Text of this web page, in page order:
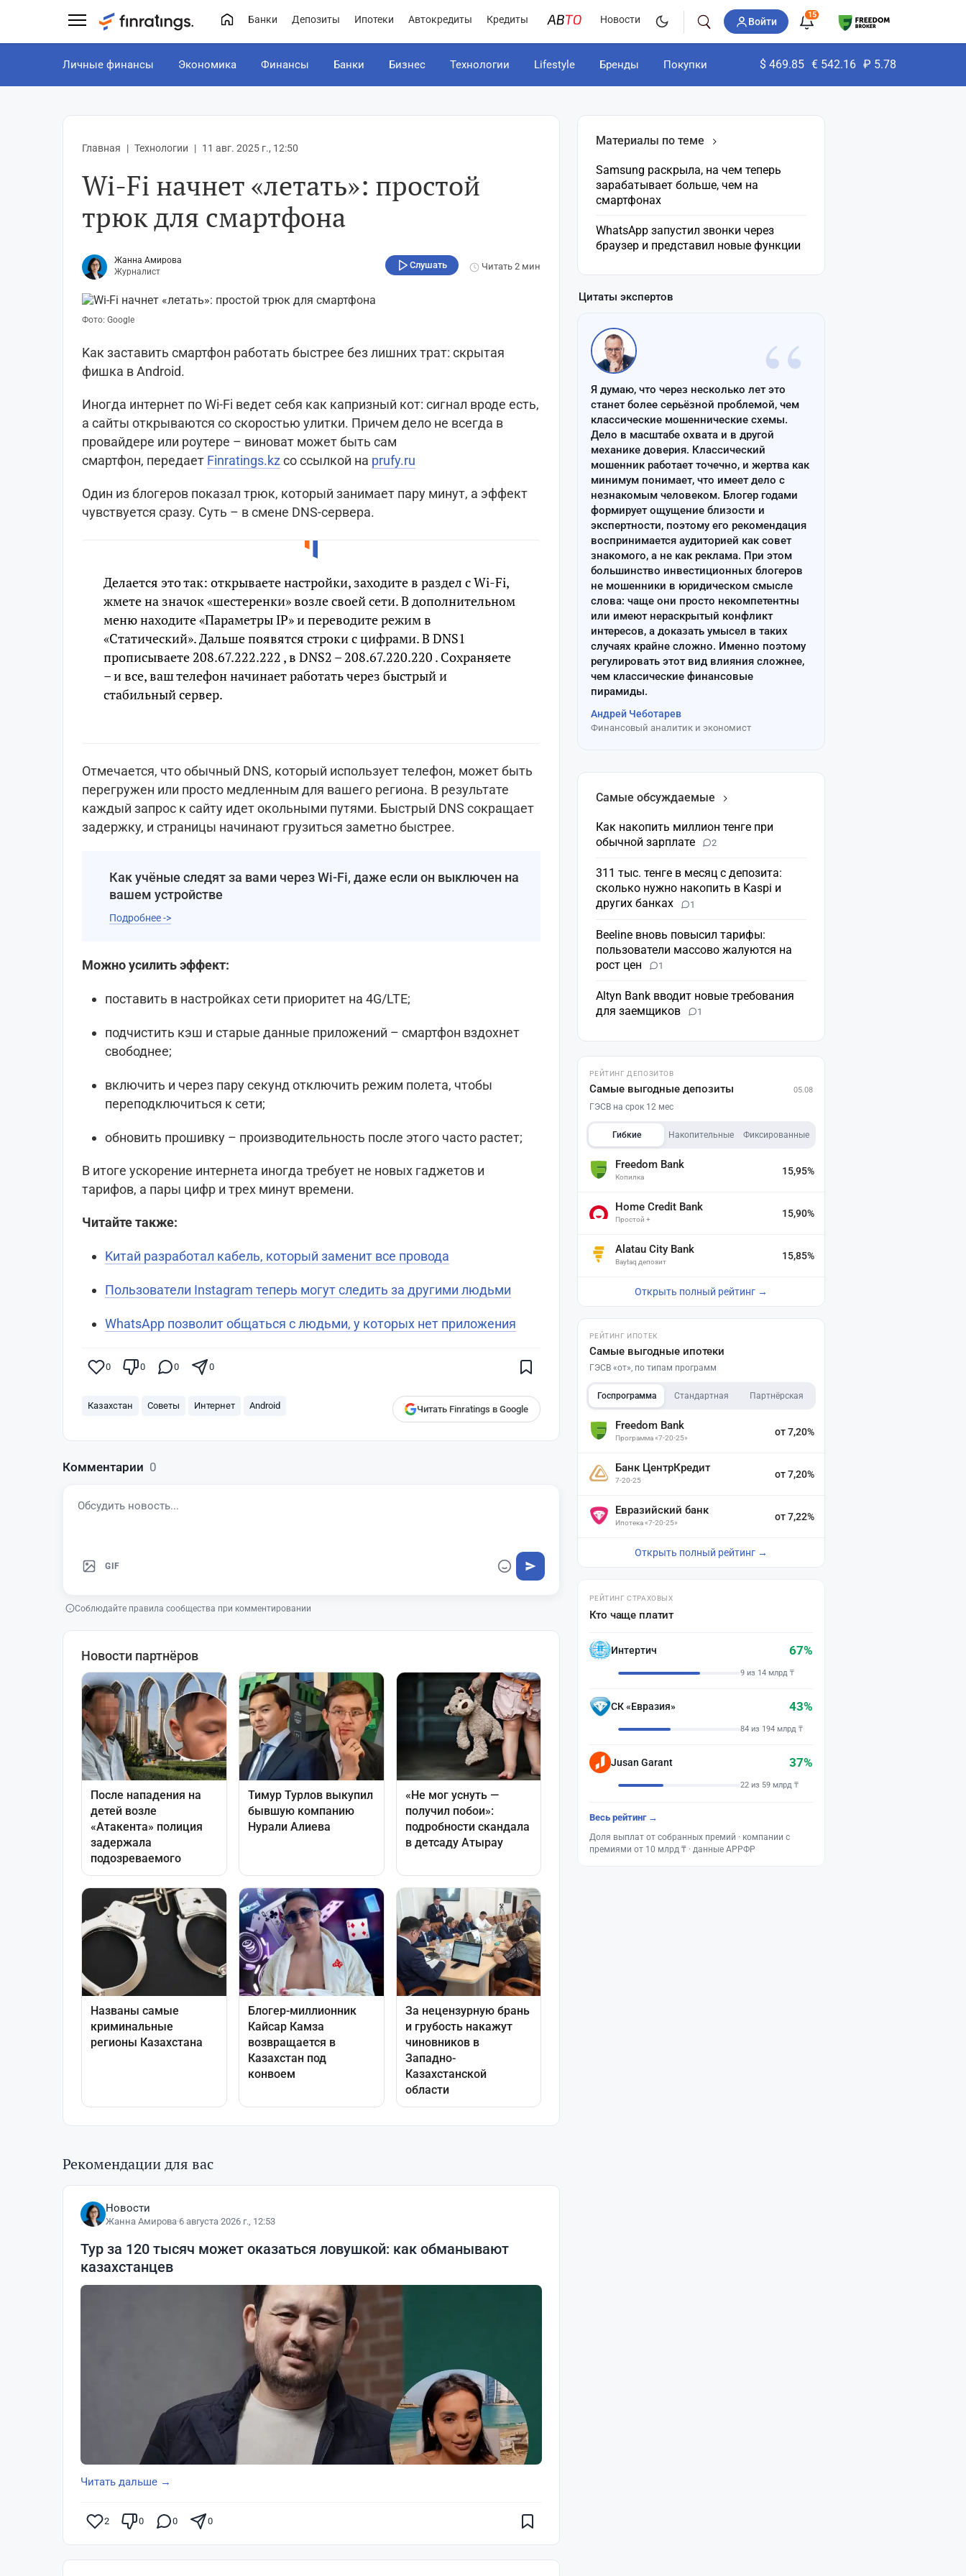
Банки Депозиты Ипотеки Автокредиты Кредиты Новости Войти
15
Личные финансы Экономика Финансы Банки Бизнес Технологии Lifestyle Бренды Покупки $ 469.85 € 542.16 ₽ 5.78
Главная Технологии 11 авг. 2025 г., 12:50
Wi-Fi начнет «летать»: простой
трюк для смартфона
Жанна Амирова
Журналист
Слушать Читать2 мин
Фото: Google
Kaк заставить смартфон работать быстрее без лишних трат: скрытая
фишка в Android.
Иногда интернет по Wi-Fi ведет себя как капризный кот: сигнал вроде есть,
а сайты открываются со скоростью улитки. Причем дело не всегда в
провайдере или роутере – виноват может быть сам
смартфон, передает Finratings.kz со ссылкой на prufy.ru
Oдин из блогеров показал трюк, который занимает пару минут, а эффект
чувствуется сразу. Суть – в смене DNS-сервера.
Делается это так: открываете настройки, заходите в раздел с Wi-Fi,
жмете на значок «шестеренки» возле своей сети. В дополнительном
меню находите «Параметры IP» и переводите режим в
«Cтатический». Дальше появятся строки с цифрами. В DNS1
прописываете 208.67.222.222 , в DNS2 – 208.67.220.220 . Сохраняете
– и вce, ваш телефон начинает работать через быстрый и
стабильный сервер.
Отмечается, что обычный DNS, который использует телефон, может быть
перегружен или просто медленным для вашего региона. В результате
каждый запрос к сайту идет окольными путями. Быстрый DNS сокращает
задержку, и страницы начинают грузиться заметно быстрее.
Как учёные следят за вами через Wi-Fi, даже если он выключен на
вашем устройстве
Подробнее ->
Mожно усилить эффект:
поставить в настройках сети приоритет на 4G/LTE;
подчистить кэш и старые данные приложений – смартфон вздохнет
свободнее;
включить и через пару секунд отключить режим полета, чтобы
переподключиться к сети;
обновить прошивку – производительность после этого часто растет;
B итоге ускорение интернета иногда требует не новых гаджетов и
тарифов, а пары цифр и трех минут времени.
Читайте также:
Kитай разработал кабель, который заменит все провода
Пользователи Instagram теперь могут следить за другими людьми
WhatsApp позволит общаться с людьми, у которых нет приложения
0 0 0 0
Казахстан Советы Интернет Android Читать Finratings в Google
Finratings.kz— и наши материалы
Комментарии 0
GIF
Соблюдайте правила сообщества при комментировании
Рекомендации для вас
Новости
Жанна Амирова·6 августа 2026 г., 12:53
Тур за 120 тысяч может оказаться ловушкой: как обманывают
казахстанцев
Читать дальше →
2 0 0 0
Материалы по теме
Samsung раскрыла, на чем теперь
зарабатывает больше, чем на
смартфонах
WhatsApp запустил звонки через
браузер и представил новые функции
Цитаты экспертов
“
Я думаю, что через несколько лет это
станет более серьёзной проблемой, чем
классические мошеннические схемы.
Дело в масштабе охвата и в другой
механике доверия. Классический
мошенник работает точечно, и жертва как
минимум понимает, что имеет дело с
незнакомым человеком. Блогер годами
формирует ощущение близости и
экспертности, поэтому его рекомендация
воспринимается аудиторией как совет
знакомого, а не как реклама. При этом
большинство инвестиционных блогеров
не мошенники в юридическом смысле
слова: чаще они просто некомпетентны
или имеют нераскрытый конфликт
интересов, а доказать умысел в таких
случаях крайне сложно. Именно поэтому
регулировать этот вид влияния сложнее,
чем классические финансовые
пирамиды.
Андрей Чеботарев
Финансовый аналитик и экономист
Самые обсуждаемые
Как накопить миллион тенге при
обычной зарплате
2
311 тыс. тенге в месяц с депозита:
сколько нужно накопить в Kaspi и
других банках
1
Beeline вновь повысил тарифы:
пользователи массово жалуются на
рост цен
1
Altyn Bank вводит новые требования
для заемщиков
1
РЕЙТИНГ ДЕПОЗИТОВ
Самые выгодные депозиты 05.08
ГЭСВ на срок 12 мес
Гибкие Накопительные Фиксированные
Freedom Bank
Копилка
15,95%
Home Credit Bank
Простой +
15,90%
Alatau City Bank
Baytaq депозит
15,85%
Открыть полный рейтинг →
РЕЙТИНГ ИПОТЕК
Самые выгодные ипотеки
ГЭСВ «от», по типам программ
Госпрограмма Стандартная Партнёрская
Freedom Bank
Программа «7-20-25»
от 7,20%
Банк ЦентрКредит
7-20-25
от 7,20%
Евразийский банк
Ипотека «7-20-25»
от 7,22%
Открыть полный рейтинг →
РЕЙТИНГ СТРАХОВЫХ
Кто чаще платит
Интертич 67%
9 из 14 млрд ₸
СК «Евразия» 43%
84 из 194 млрд ₸
Jusan Garant 37%
22 из 59 млрд ₸
Весь рейтинг →
Доля выплат от собранных премий · компании с
премиями от 10 млрд ₸ · данные АРРФР